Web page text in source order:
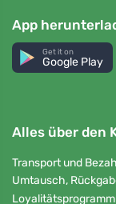
App
Get it on
Google Play
Alles über den
Transport und
Umtausch,